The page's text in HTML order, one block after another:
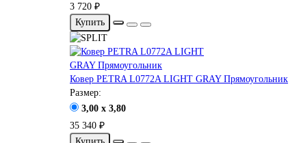
3 720 ₽
Купить
Ковер PETRA L0772A LIGHT GRAY Прямоугольник
Размер:
3,00 x 3,80
35 340 ₽